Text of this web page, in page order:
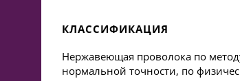
КЛАССИФИКАЦИЯ
Нержавеющая проволока по
нормальной точности, по